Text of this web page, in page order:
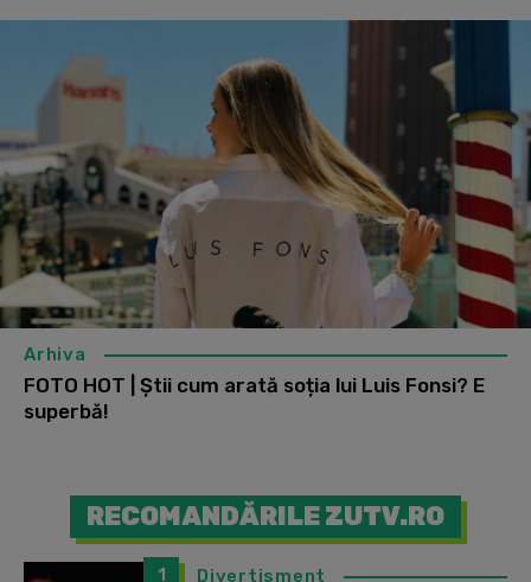
Arhiva
FOTO HOT | Știi cum arată soția lui Luis Fonsi? E
superbă!
RECOMANDĂRILE ZUTV.RO
1 Divertisment